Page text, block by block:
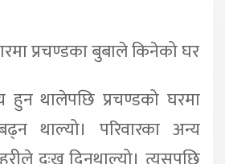
प्रचण्डका बुबाले किनेको घर
हुन थालेपछि प्रचण्डको घरमा
थाल्यो। परिवारका अन्य